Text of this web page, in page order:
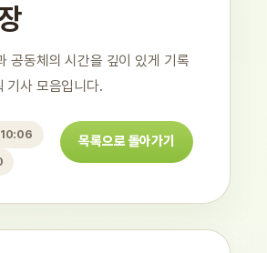
공동체의 시간을 깊이 있게 기록
기사 모음입니다.
목록으로 돌아가기